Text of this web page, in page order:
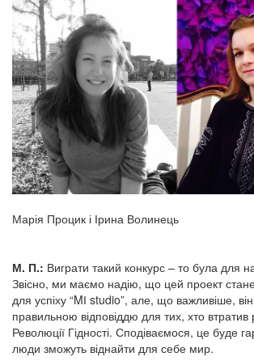
Марія Процик і Ірина Волинець
М. П.: Виграти такий конкурс – то була для
Звісно, ми маємо надію, що цей проект
для успіху “MІ studio”, але, що важливіше,
правильною відповіддю для тих, хто втратив
Революції Гідності. Сподіваємося, це буде
люди зможуть віднайти для себе мир.